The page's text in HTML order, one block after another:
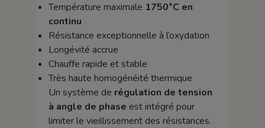
Température maximale 1750°C en
continu
Résistance exceptionnelle à l’oxydation
Longévité accrue
Chauffe rapide et stable
Très haute homogénéité thermique
Un système de régulation de tension
à angle de phase est intégré pour
limiter le vieillissement des résistances.